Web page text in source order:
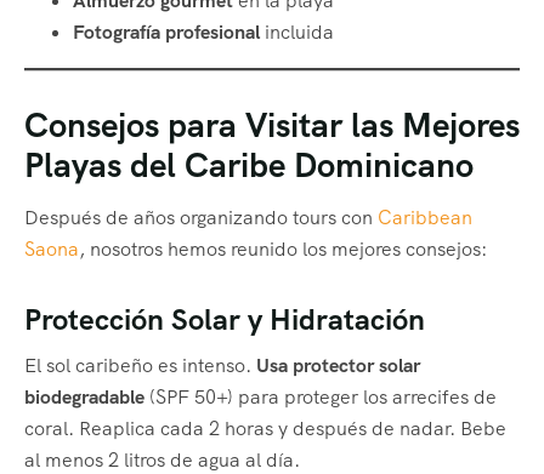
Fotografía profesional incluida
Consejos para Visitar las Mejores
Playas del Caribe Dominicano
Después de años organizando tours con Caribbean
Saona, nosotros hemos reunido los mejores consejos:
Protección Solar y Hidratación
El sol caribeño es intenso. Usa protector solar
biodegradable (SPF 50+) para proteger los arrecifes de
coral. Reaplica cada 2 horas y después de nadar. Bebe
al menos 2 litros de agua al día.